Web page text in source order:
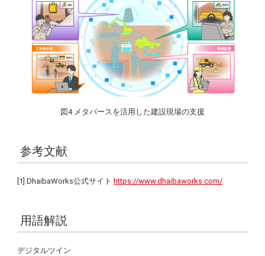
図4 メタバースを活用した建設現場の支援
参考文献
[1] DhaibaWorks公式サイト https://www.dhaibaworks.com/
用語解説
デジタルツイン